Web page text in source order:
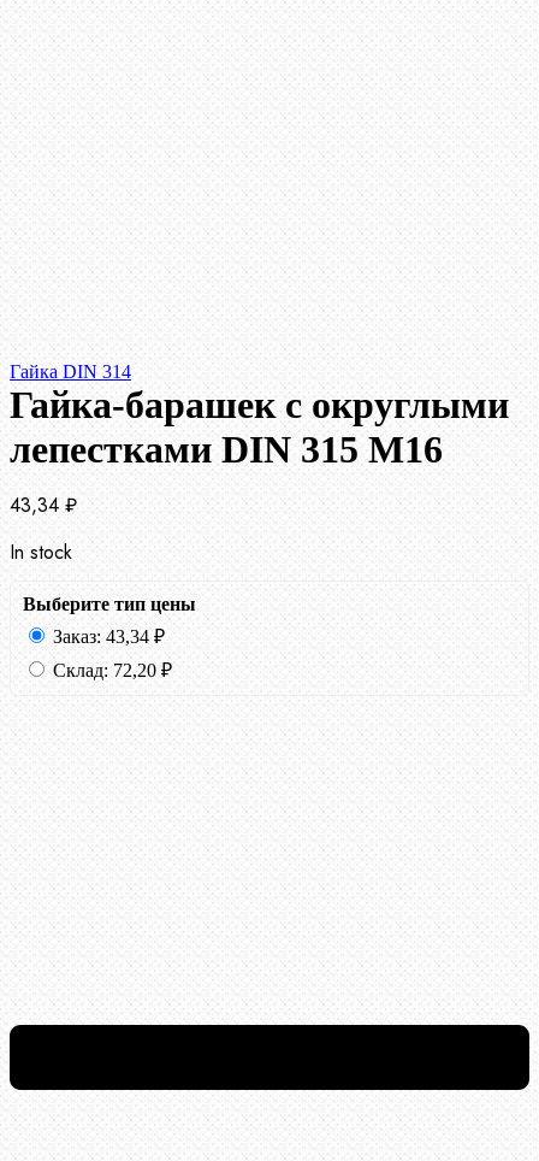
Гайка DIN 314
Гайка-барашек с округлыми
лепестками DIN 315 М16
43,34 ₽
In stock
Выберите тип цены
Заказ: 43,34 ₽
Склад: 72,20 ₽